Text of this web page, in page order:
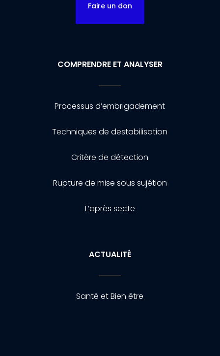
Faire un don
COMPRENDRE ET ANALYSER
Processus d’embrigadement
Techniques de destabilisation
Critère de détection
Rupture de mise sous sujétion
L’après secte
ACTUALITÉ
Santé et Bien être